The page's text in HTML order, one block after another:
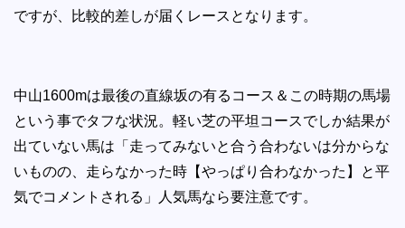
ですが、比較的差しが届くレースとなります。
中山1600mは最後の直線坂の有るコース＆この時期の馬場
という事でタフな状況。軽い芝の平坦コースでしか結果が
出ていない馬は「走ってみないと合う合わないは分からな
いものの、走らなかった時【やっぱり合わなかった】と平
気でコメントされる」人気馬なら要注意です。